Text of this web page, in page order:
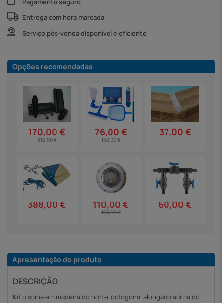
Pagamento seguro
Entrega com hora marcada
Serviço pós-venda disponível e eficiente
Opções recomendadas
170,00 €
315,00 €
76,00 €
146,00 €
37,00 €
388,00 € 110,00 €
153,00 €
60,00 €
Apresentação do produto
DESCRIÇÃO
Kit piscina em madeira do norte, octogonal alongado acima do